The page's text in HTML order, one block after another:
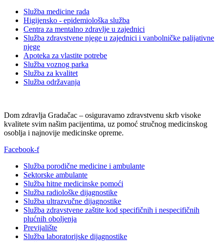
Služba medicine rada
Higijensko - epidemiološka služba
Centra za mentalno zdravlje u zajednici
Služba zdravstvene njege u zajednici i vanbolničke palijativne
njege
Apoteka za vlastite potrebe
Služba voznog parka
Služba za kvalitet
Služba održavanja
Dom zdravlja Gradačac – osiguravamo zdravstvenu skrb visoke
kvalitete svim našim pacijentima, uz pomoć stručnog medicinskog
osoblja i najnovije medicinske opreme.
Facebook-f
Služba porodične medicine i ambulante
Sektorske ambulante
Služba hitne medicinske pomoći
Služba radiološke dijagnostike
Služba ultrazvučne dijagnostike
Služba zdravstvene zaštite kod specifičnih i nespecifičnih
plućnih oboljenja
Previjalište
Služba laboratorijske dijagnostike